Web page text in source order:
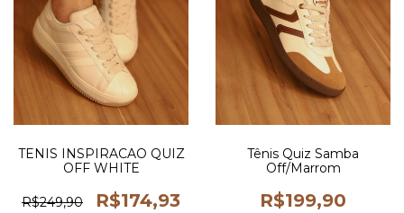
TENIS INSPIRACAO QUIZ
OFF WHITE
R$249,90 R$174,93
Tênis Quiz Samba
Off/Marrom
R$199,90